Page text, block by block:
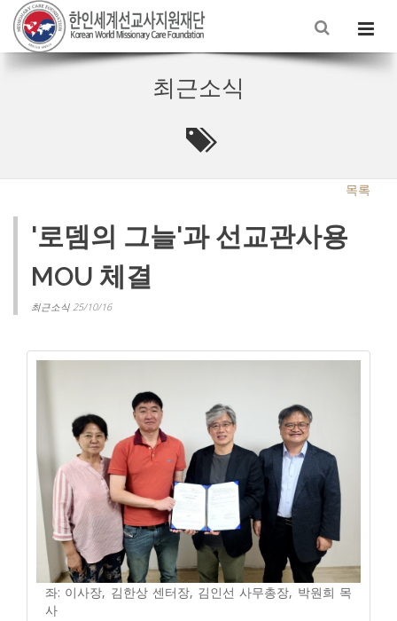
최근소식
목록
'로뎀의 그늘'과 선교관사용
MOU 체결
최근소식 25/10/16
좌: 이사장, 김한상 센터장, 김인선 사무총장, 박원희 목
사